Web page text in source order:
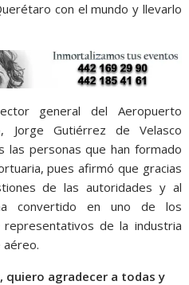
con el mundo y llevarlo
general del Aeropuerto
Jorge Gutiérrez de Velasco
las personas que han formado
pues afirmó que gracias
de las autoridades y al
convertido en uno de los
de la industria
quiero agradecer a todas y